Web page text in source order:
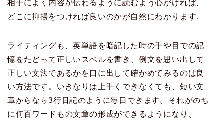
相手によく内容が伝わるように読むよう心がければ、
どこに抑揚をつければ良いのかが自然にわかります。
ライティングも、英単語を暗記した時の手や目での記
憶をたどって正しいスペルを書き、例文を思い出して
正しい文法であるかを口に出して確かめてみるのは良
い方法です。いきなりは上手くできなくても、短い文
章からなら3行日記のように毎日できます。それがのち
に何百ワードもの文章の形成ができるようになり、